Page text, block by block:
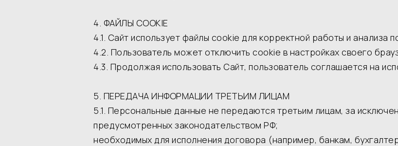
4. ФАЙЛЫ COOKIE
4.1. Сайт использует файлы cookie для корректной работы и анализа
4.2. Пользователь может отключить cookie в настройках своего
4.3. Продолжая использовать Сайт, пользователь соглашается на
5. ПЕРЕДАЧА ИНФОРМАЦИИ ТРЕТЬИМ ЛИЦАМ
5.1. Персональные данные не передаются третьим лицам, за
предусмотренных законодательством РФ;
необходимых для исполнения договора (например, банкам,